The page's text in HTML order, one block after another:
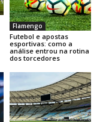
Flamengo
Futebol e apostas
esportivas: como a
análise entrou na rotina
dos torcedores